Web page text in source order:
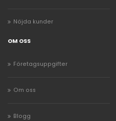
Nöjda kunder
OM OSS
Företagsuppgifter
Om oss
Blogg